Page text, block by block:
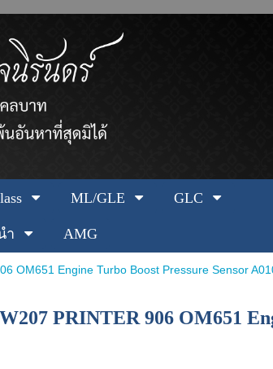
ML/GLE GLC
ำ AMG
OM651 Engine Turbo Boost Pressure Sensor
PRINTER 906 OM651